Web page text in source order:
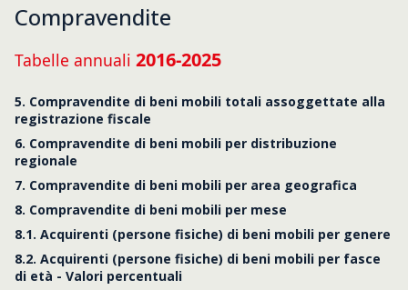
Compravendite
Tabelle annuali 2016-2025
5. Compravendite di beni mobili totali assoggettate alla
registrazione fiscale
6. Compravendite di beni mobili per distribuzione
regionale
7. Compravendite di beni mobili per area geografica
8. Compravendite di beni mobili per mese
8.1. Acquirenti (persone fisiche) di beni mobili per genere
8.2. Acquirenti (persone fisiche) di beni mobili per fasce
di età - Valori percentuali